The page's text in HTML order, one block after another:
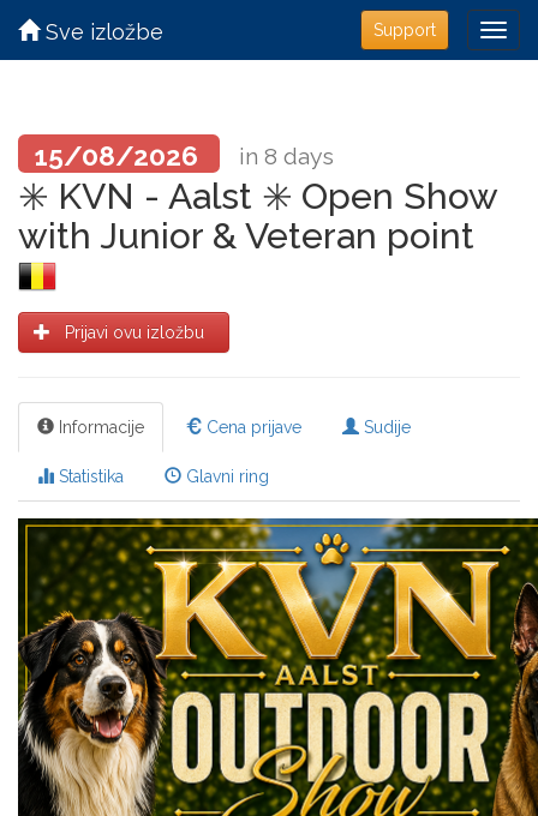
Support
Sve izložbe
15/08/2026 in 8 days
✳️ KVN - Aalst ✳️ Open Show
with Junior & Veteran point
Prijavi ovu izložbu
Informacije Cena prijave Sudije
Statistika Glavni ring